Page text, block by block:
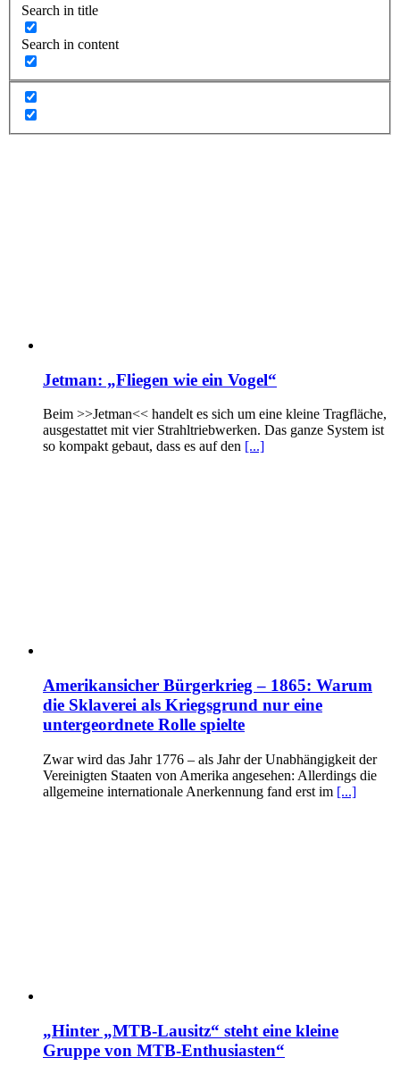
Search in title
Search in content
Jetman: „Fliegen wie ein Vogel“
Beim >>Jetman<< handelt es sich um eine kleine Tragfläche,
ausgestattet mit vier Strahltriebwerken. Das ganze System ist
so kompakt gebaut, dass es auf den [...]
Amerikansicher Bürgerkrieg – 1865: Warum
die Sklaverei als Kriegsgrund nur eine
untergeordnete Rolle spielte
Zwar wird das Jahr 1776 – als Jahr der Unabhängigkeit der
Vereinigten Staaten von Amerika angesehen: Allerdings die
allgemeine internationale Anerkennung fand erst im [...]
„Hinter „MTB-Lausitz“ steht eine kleine
Gruppe von MTB-Enthusiasten“